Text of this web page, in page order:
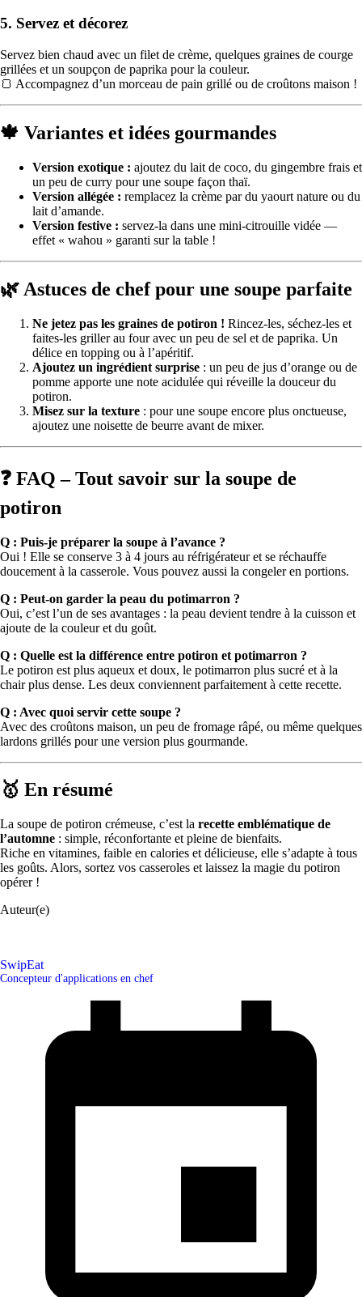
5. Servez et décorez
Servez bien chaud avec un filet de crème, quelques graines de courge
grillées et un soupçon de paprika pour la couleur.
🍞 Accompagnez d’un morceau de pain grillé ou de croûtons maison !
🍁 Variantes et idées gourmandes
Version exotique : ajoutez du lait de coco, du gingembre frais et
un peu de curry pour une soupe façon thaï.
Version allégée : remplacez la crème par du yaourt nature ou du
lait d’amande.
Version festive : servez-la dans une mini-citrouille vidée —
effet « wahou » garanti sur la table !
🌿 Astuces de chef pour une soupe parfaite
Ne jetez pas les graines de potiron ! Rincez-les, séchez-les et
faites-les griller au four avec un peu de sel et de paprika. Un
délice en topping ou à l’apéritif.
Ajoutez un ingrédient surprise : un peu de jus d’orange ou de
pomme apporte une note acidulée qui réveille la douceur du
potiron.
Misez sur la texture : pour une soupe encore plus onctueuse,
ajoutez une noisette de beurre avant de mixer.
❓ FAQ – Tout savoir sur la soupe de
potiron
Q : Puis-je préparer la soupe à l’avance ?
Oui ! Elle se conserve 3 à 4 jours au réfrigérateur et se réchauffe
doucement à la casserole. Vous pouvez aussi la congeler en portions.
Q : Peut-on garder la peau du potimarron ?
Oui, c’est l’un de ses avantages : la peau devient tendre à la cuisson et
ajoute de la couleur et du goût.
Q : Quelle est la différence entre potiron et potimarron ?
Le potiron est plus aqueux et doux, le potimarron plus sucré et à la
chair plus dense. Les deux conviennent parfaitement à cette recette.
Q : Avec quoi servir cette soupe ?
Avec des croûtons maison, un peu de fromage râpé, ou même quelques
lardons grillés pour une version plus gourmande.
🥇 En résumé
La soupe de potiron crémeuse, c’est la recette emblématique de
l’automne : simple, réconfortante et pleine de bienfaits.
Riche en vitamines, faible en calories et délicieuse, elle s’adapte à tous
les goûts. Alors, sortez vos casseroles et laissez la magie du potiron
opérer !
Auteur(e)
SwipEat
Concepteur d'applications en chef